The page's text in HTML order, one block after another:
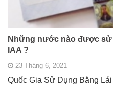
Những nước nào được sử
IAA ?
23 Tháng 6, 2021
Quốc Gia Sử Dụng Bằng